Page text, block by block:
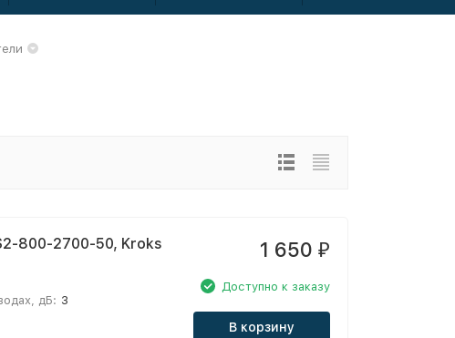
800-2700-50, Kroks
дБ: 3
1 650 ₽
Доступно к заказу
В корзину